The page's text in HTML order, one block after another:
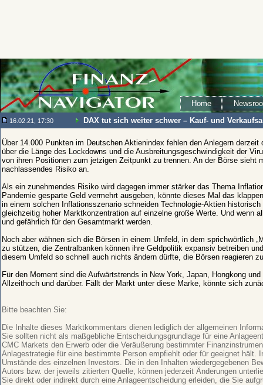
Home
16.02.21, 17:30 DAX tut sich weiter schwer – Kauf- und
Über 14.000 Punkten im Deutschen Aktienindex fehlen den Anlegern
über die Länge des Lockdowns und die Ausbreitungsgeschwindigkeit der
von ihren Positionen zum jetzigen Zeitpunkt zu trennen. An der Börse sieht
nachlassendes Risiko an.
Als ein zunehmendes Risiko wird dagegen immer stärker das Thema
Pandemie gesparte Geld vermehrt ausgeben, könnte dieses Mal das
in einem solchen Inflationsszenario schneiden Technologie-Aktien
gleichzeitig hoher Marktkonzentration auf einzelne große Werte. Und wenn
und gefährlich für den Gesamtmarkt werden.
Noch aber wähnen sich die Börsen in einem Umfeld, in dem sprichwörtlich
zu stützen, die Zentralbanken können ihre Geldpolitik expansiv betreiben
diesem Umfeld so schnell auch nichts ändern dürfte, die Börsen reagieren
Für den Moment sind die Aufwärtstrends in New York, Japan, Hongkong
Allzeithoch und darüber. Fällt der Markt unter diese Marke, könnte sich
Bitte beachten Sie:
Die Inhalte dieses Marktkommentars dienen lediglich der allgemeinen
Sie sollten nicht als maßgebliche Entscheidungsgrundlage für eine
CMC Markets den Erwerb oder die Veräußerung bestimmter
Anlagestrategie für eine bestimmte Person empfiehlt oder für geeignet
Umstände des einzelnen Investors. Die in den Inhalten wiedergegebenen
Autors bzw. der jeweils zitierten Quelle, können jederzeit Änderungen
Sie direkt oder indirekt durch eine Anlageentscheidung erleiden, die Sie